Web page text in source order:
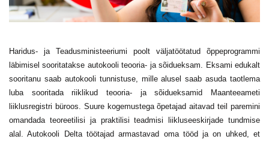
Haridus- ja Teadusministeeriumi poolt väljatöötatud õppeprogrammi
läbimisel sooritatakse autokooli teooria- ja sõidueksam. Eksami edukalt
sooritanu saab autokooli tunnistuse, mille alusel saab asuda taotlema
luba sooritada riiklikud teooria- ja sõidueksamid Maanteeameti
liiklusregistri büroos. Suure kogemustega õpetajad aitavad teil paremini
omandada teoreetilisi ja praktilisi teadmisi liikluseeskirjade tundmise
alal. Autokooli Delta töötajad armastavad oma tööd ja on uhked, et